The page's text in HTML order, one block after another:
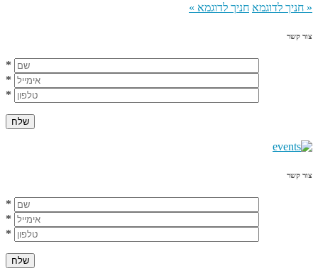
« חניך לדוגמא חניך לדוגמא »
צור קשר
*
*
*
צור קשר
*
*
*